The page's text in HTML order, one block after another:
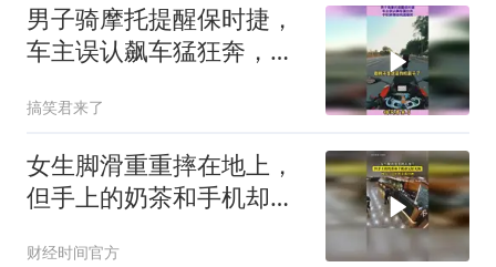
男子骑摩托提醒保时捷，
车主误认飙车猛狂奔，手
搞笑君来了
女生脚滑重重摔在地上，
但手上的奶茶和手机却完
财经时间官方